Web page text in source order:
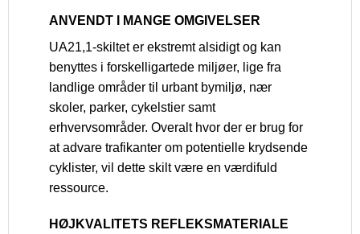
ANVENDT I MANGE OMGIVELSER
UA21,1-skiltet er ekstremt alsidigt og kan
benyttes i forskelligartede miljøer, lige fra
landlige områder til urbant bymiljø, nær
skoler, parker, cykelstier samt
erhvervsområder. Overalt hvor der er brug for
at advare trafikanter om potentielle krydsende
cyklister, vil dette skilt være en værdifuld
ressource.
HØJKVALITETS REFLEKSMATERIALE